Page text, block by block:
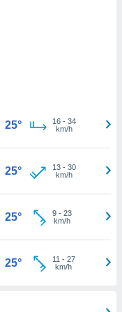
25° 16- 34
km/h
25° 13- 30
km/h
25° 9- 23
km/h
25° 11 - 27
km/h